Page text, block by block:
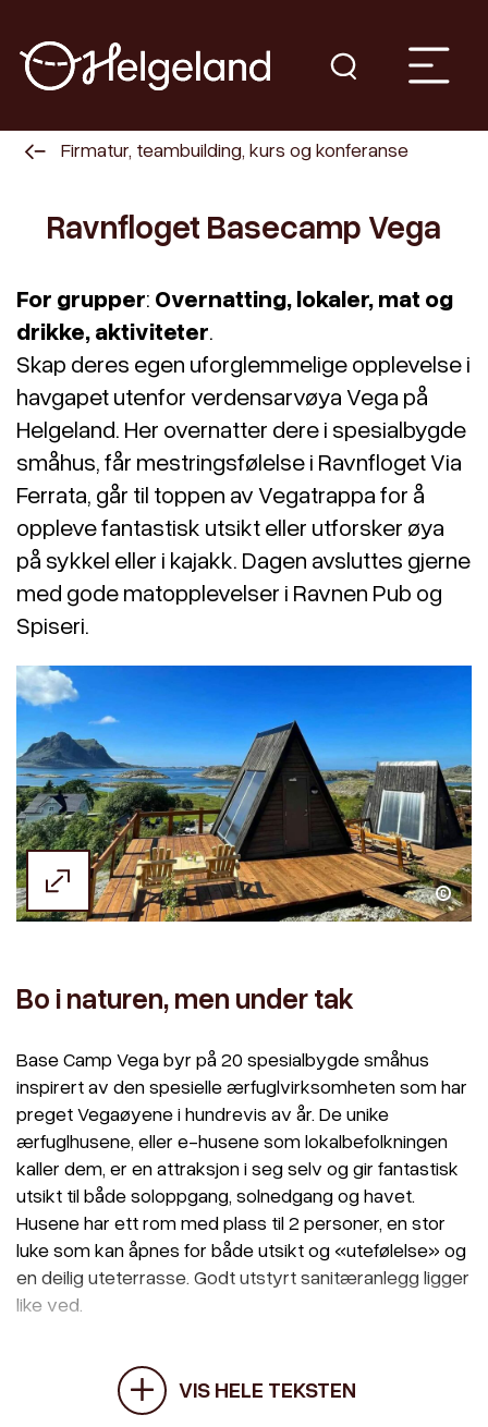
Firmatur, teambuilding, kurs og konferanse
Ravnfloget Basecamp Vega
For grupper: Overnatting, lokaler, mat og
drikke, aktiviteter.
Skap deres egen uforglemmelige opplevelse i
havgapet utenfor verdensarvøya Vega på
Helgeland. Her overnatter dere i spesialbygde
småhus, får mestringsfølelse i Ravnfloget Via
Ferrata, går til toppen av Vegatrappa for å
oppleve fantastisk utsikt eller utforsker øya
på sykkel eller i kajakk. Dagen avsluttes gjerne
med gode matopplevelser i Ravnen Pub og
Spiseri.
Gunnar Almlid
Bo i naturen, men under tak
Base Camp Vega byr på 20 spesialbygde småhus
inspirert av den spesielle ærfuglvirksomheten som har
preget Vegaøyene i hundrevis av år. De unike
ærfuglhusene, eller e-husene som lokalbefolkningen
kaller dem, er en attraksjon i seg selv og gir fantastisk
utsikt til både soloppgang, solnedgang og havet.
Husene har ett rom med plass til 2 personer, en stor
luke som kan åpnes for både utsikt og «utefølelse» og
en deilig uteterrasse. Godt utstyrt sanitæranlegg ligger
like ved.
VIS HELE TEKSTEN